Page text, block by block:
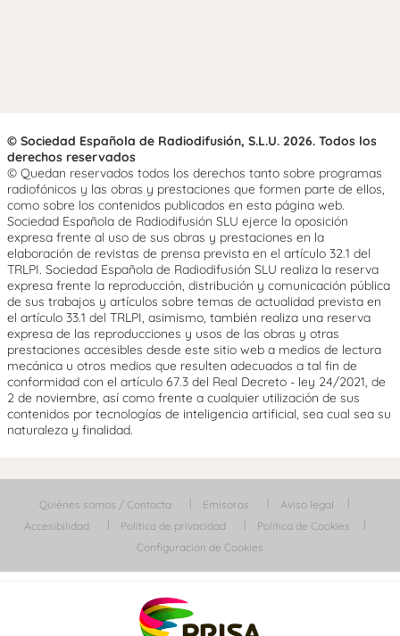
© Sociedad Española de Radiodifusión, S.L.U. 2026. Todos los
derechos reservados
© Quedan reservados todos los derechos tanto sobre programas
radiofónicos y las obras y prestaciones que formen parte de ellos,
como sobre los contenidos publicados en esta página web.
Sociedad Española de Radiodifusión SLU ejerce la oposición
expresa frente al uso de sus obras y prestaciones en la
elaboración de revistas de prensa prevista en el artículo 32.1 del
TRLPI. Sociedad Española de Radiodifusión SLU realiza la reserva
expresa frente la reproducción, distribución y comunicación pública
de sus trabajos y artículos sobre temas de actualidad prevista en
el artículo 33.1 del TRLPI, asimismo, también realiza una reserva
expresa de las reproducciones y usos de las obras y otras
prestaciones accesibles desde este sitio web a medios de lectura
mecánica u otros medios que resulten adecuados a tal fin de
conformidad con el artículo 67.3 del Real Decreto - ley 24/2021, de
2 de noviembre, así como frente a cualquier utilización de sus
contenidos por tecnologías de inteligencia artificial, sea cual sea su
naturaleza y finalidad.
Quiénes somos / Contacta Emisoras
Aviso legal
Accesibilidad
Política de privacidad
Política de Cookies
Configuración de Cookies